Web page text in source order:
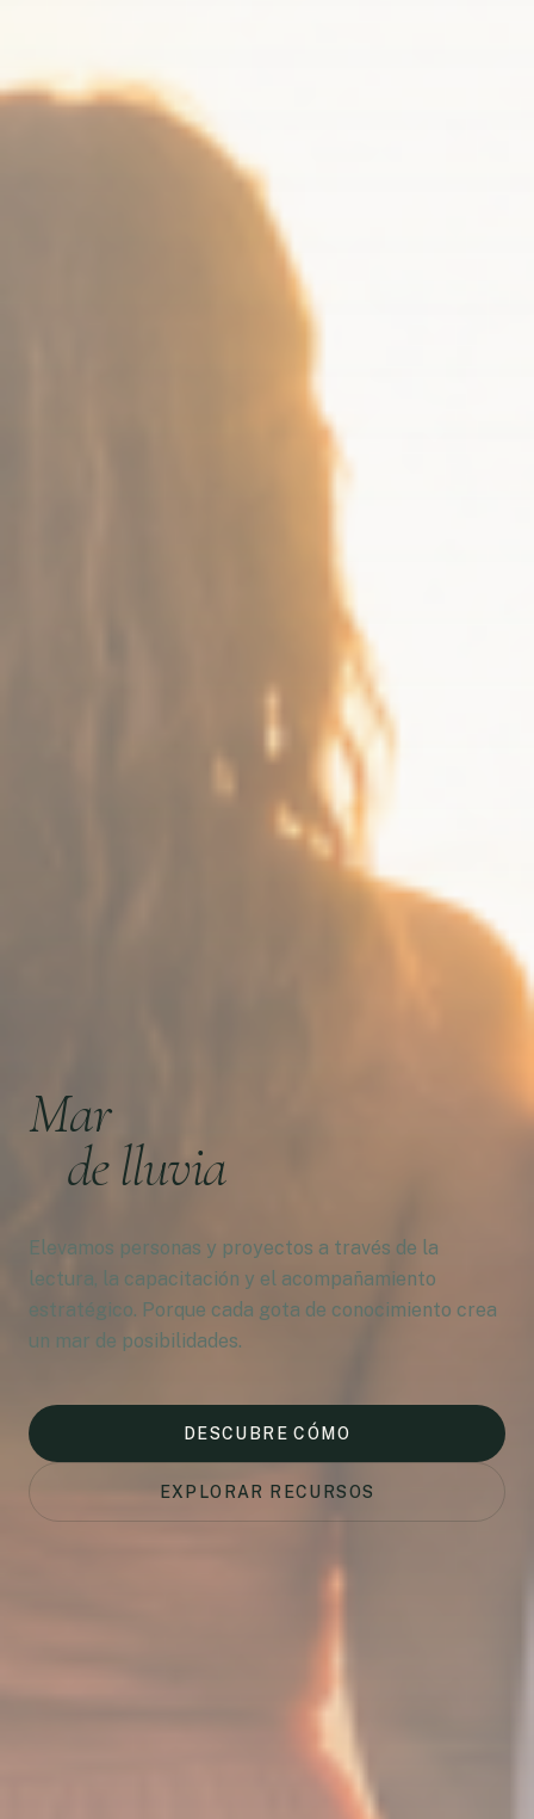
Mar
de lluvia
Elevamos personas y proyectos a través de la
lectura, la capacitación y el acompañamiento
estratégico. Porque cada gota de conocimiento crea
un mar de posibilidades.
DESCUBRE CÓMO
EXPLORAR RECURSOS